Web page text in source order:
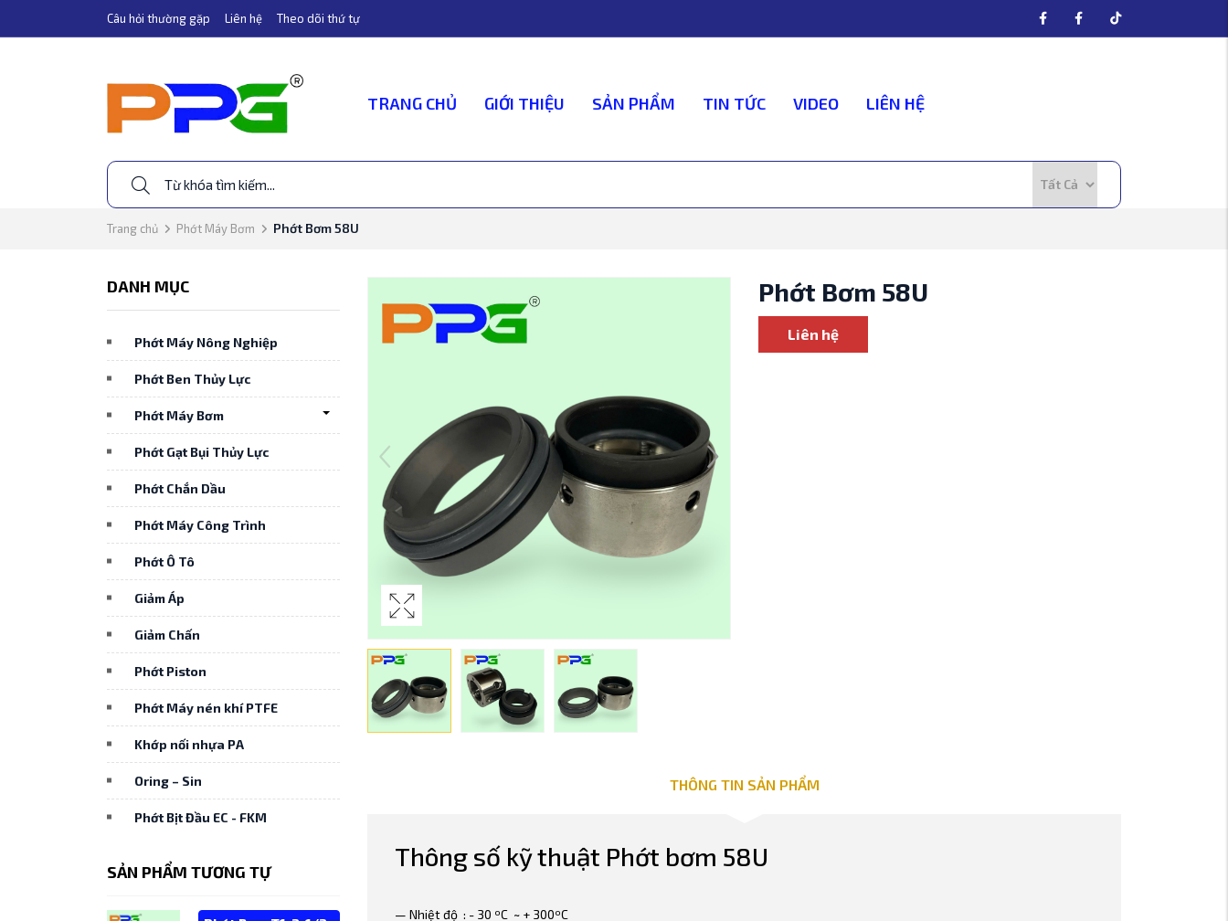
Câu hỏi thường gặp Liên hệ Theo dõi thứ tự
TRANG CHỦ GIỚI THIỆU SẢN PHẨM TIN TỨC VIDEO LIÊN HỆ
Trang chủ Phớt Máy Bơm Phớt Bơm 58U
DANH MỤC
Phớt Máy Nông Nghiệp
Phớt Ben Thủy Lực
Phớt Máy Bơm
Phớt Gạt Bụi Thủy Lực
Phớt Chắn Dầu
Phớt Máy Công Trình
Phớt Ô Tô
Giảm Áp
Giảm Chấn
Phớt Piston
Phớt Máy nén khí PTFE
Khớp nối nhựa PA
Oring – Sin
Phớt Bịt Đầu EC - FKM
SẢN PHẨM TƯƠNG TỰ
Phớt Bơm 58U
Liên hệ
THÔNG TIN SẢN PHẨM
Thông số kỹ thuật Phớt bơm 58U
— Nhiệt độ : - 30 ºC ~ + 300ºC